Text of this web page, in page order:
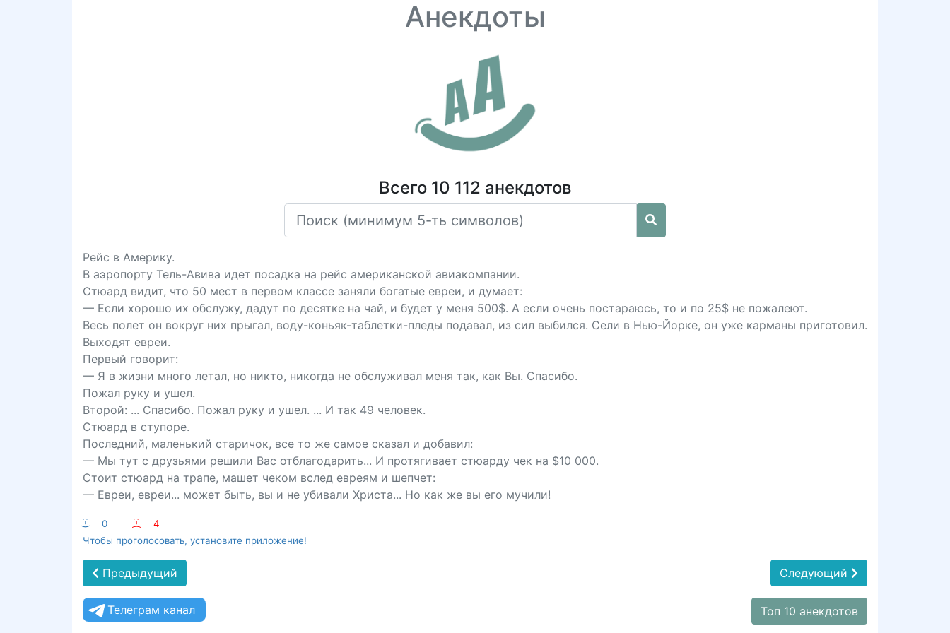
Анекдоты
Всего 10 112 анекдотов
Рейс в Америку.
В аэропорту Тель-Авива идет посадка на рейс американской авиакомпании.
Стюард видит, что 50 мест в первом классе заняли богатые евреи, и думает:
— Если хорошо их обслужу, дадут по десятке на чай, и будет у меня 500$. А если очень постараюсь, то и по 25$ не пожалеют.
Весь полет он вокруг них прыгал, воду-коньяк-таблетки-пледы подавал, из сил выбился. Сели в Нью-Йорке, он уже карманы приготовил.
Выходят евреи.
Первый говорит:
— Я в жизни много летал, но никто, никогда не обслуживал меня так, как Вы. Спасибо.
Пожал руку и ушел.
Второй: ... Спасибо. Пожал руку и ушел. ... И так 49 человек.
Стюард в ступоре.
Последний, маленький старичок, все то же самое сказал и добавил:
— Мы тут с друзьями решили Вас отблагодарить... И протягивает стюарду чек на $10 000.
Стоит стюард на трапе, машет чеком вслед евреям и шепчет:
— Евреи, евреи... может быть, вы и не убивали Христа... Но как же вы его мучили!
:-) 0 :-(
4
Чтобы проголосовать, установите приложение!
Предыдущий Следующий
Телеграм канал Топ 10 анекдотов